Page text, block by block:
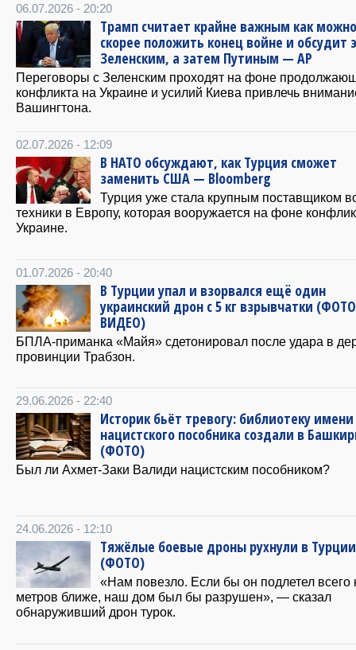
06.07.2026 - 20:20
Трамп считает крайне важным как можно
скорее положить конец войне и обсудит
Зеленским, а затем Путиным — AP
Переговоры с Зеленским проходят на фоне
конфликта на Украине и усилий Киева привлечь
Вашингтона.
02.07.2026 - 12:09
В НАТО обсуждают, как Турция сможет
заменить США — Bloomberg
Турция уже стала крупным поставщиком
техники в Европу, которая вооружается на фоне
Украине.
01.07.2026 - 20:40
В Турции упал и взорвался ещë один
украинский дрон с 5 кг взрывчатки
ВИДЕО)
БПЛА-приманка «Майя» сдетонировал после удара в
провинции Трабзон.
29.06.2026 - 22:40
Историк бьёт тревогу: библиотеку имени
нацистского пособника создали в
(ФОТО)
Был ли Ахмет-Заки Валиди нацистским пособником?
24.06.2026 - 12:10
Тяжёлые боевые дроны рухнули в Турции
(ФОТО)
«Нам повезло. Если бы он подлетел всего
метров ближе, наш дом был бы разрушен», — сказал
обнаруживший дрон турок.